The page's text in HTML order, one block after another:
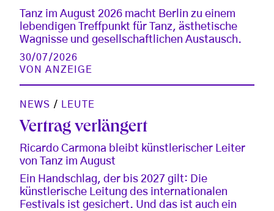
Tanz im August 2026 macht Berlin zu einem
lebendigen Treffpunkt für Tanz, ästhetische
Wagnisse und gesellschaftlichen Austausch.
30/07/2026
VONANZEIGE
NEWS / LEUTE
Vertrag verlängert
Ricardo Carmona bleibt künstlerischer Leiter
von Tanz im August
Ein Handschlag, der bis 2027 gilt: Die
künstlerische Leitung des internationalen
Festivals ist gesichert. Und das ist auch ein